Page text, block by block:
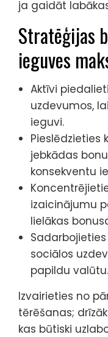
ja gaidāt
Stratēģijas
ieguves
Aktīvi
uzdevumos,
ieguvi.
Pieslēdzieties
jebkādas
konsekventu
izaicinājumu
lielākas
sociālos
papildu valūtu.
Izvairieties no
tērēšanas;
kas būtiski